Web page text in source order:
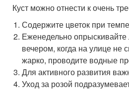
Куст можно отнести к очень
Содержите цветок при
Еженедельно
вечером, когда на улице не
жарко, проводите водные
Для активного развития
Уход за розой